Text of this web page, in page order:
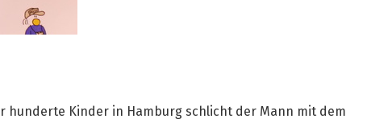
hunderte Kinder in Hamburg schlicht der Mann mit dem